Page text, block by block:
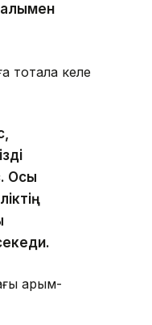
тоқтала келе
Осы
қарым-